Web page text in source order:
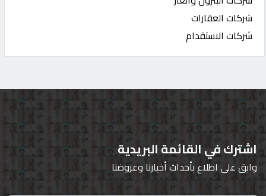
شركات العقارات
شركات الاستقدام
اشترك في القائمة البريدية
وابق على اطلاع بأحداث أخبارنا وعروضنا